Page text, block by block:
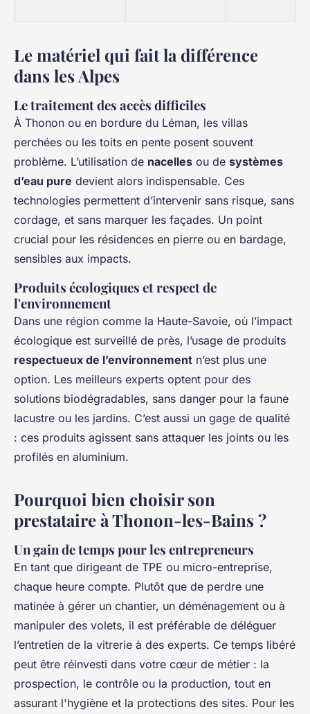
Le matériel qui fait la différence
dans les Alpes
Le traitement des accès difficiles
À Thonon ou en bordure du Léman, les villas
perchées ou les toits en pente posent souvent
problème. L’utilisation de nacelles ou de systèmes
d’eau pure devient alors indispensable. Ces
technologies permettent d’intervenir sans risque, sans
cordage, et sans marquer les façades. Un point
crucial pour les résidences en pierre ou en bardage,
sensibles aux impacts.
Produits écologiques et respect de
l'environnement
Dans une région comme la Haute-Savoie, où l’impact
écologique est surveillé de près, l’usage de produits
respectueux de l’environnement n’est plus une
option. Les meilleurs experts optent pour des
solutions biodégradables, sans danger pour la faune
lacustre ou les jardins. C’est aussi un gage de qualité
: ces produits agissent sans attaquer les joints ou les
profilés en aluminium.
Pourquoi bien choisir son
prestataire à Thonon-les-Bains ?
Un gain de temps pour les entrepreneurs
En tant que dirigeant de TPE ou micro-entreprise,
chaque heure compte. Plutôt que de perdre une
matinée à gérer un chantier, un déménagement ou à
manipuler des volets, il est préférable de déléguer
l’entretien de la vitrerie à des experts. Ce temps libéré
peut être réinvesti dans votre cœur de métier : la
prospection, le contrôle ou la production, tout en
assurant l'hygiène et la protections des sites. Pour les